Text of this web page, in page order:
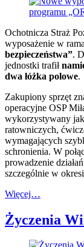
Ochotnicza Straż
wyposażenie w
bezpieczeństwa”.
jednostki trafił
dwa łóżka polowe.
Zakupiony sprzęt
operacyjne OSP
wykorzystywany
ratowniczych,
wymagających
schronienia. W
prowadzenie
szczególnie w
Więcej…
Życzenia